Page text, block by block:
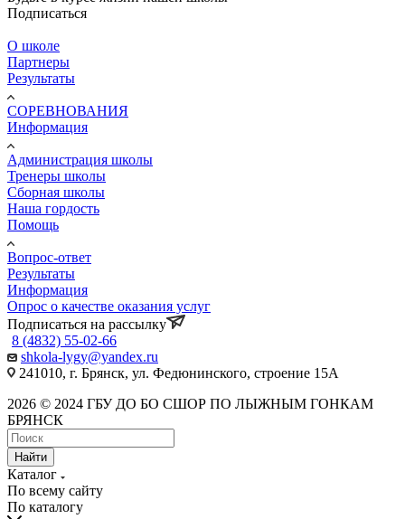
Подписаться
О школе
Партнеры
Результаты
СОРЕВНОВАНИЯ
Информация
Администрация школы
Тренеры школы
Сборная школы
Наша гордость
Помощь
Вопрос-ответ
Результаты
Информация
Опрос о качестве оказания услуг
Подписаться на рассылку
8 (4832) 55-02-66
shkola-lygy@yandex.ru
241010, г. Брянск, ул. Федюнинского, строение 15А
2026 © 2024 ГБУ ДО БО СШОР ПО ЛЫЖНЫМ ГОНКАМ
БРЯНСК
Найти
Каталог
По всему сайту
По каталогу